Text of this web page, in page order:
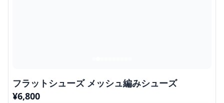
フラットシューズ メッシュ編みシューズ
¥6,800